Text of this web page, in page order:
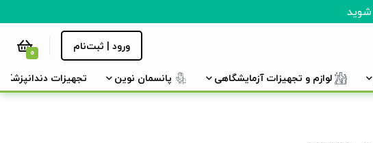
ورود | ثبت‌نام 0
لوازم و تجهیزات آزمایشگاهی پانسمان نوین تجهیزات دندانپزشکی